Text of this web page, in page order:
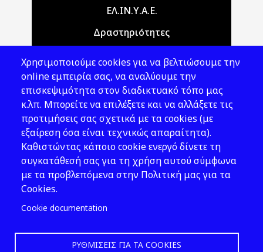
Main navigationΕΛ.ΙΝ.Υ.Α.Ε.
Δραστηριότητες
Νομοθεσία
Εκδόσεις
Νέα - Εκδηλώσεις
Ακολουθήστε μας
Χρησιμοποιούμε cookies για να βελτιώσουμε την
online εμπειρία σας, να αναλύουμε την
επισκεψιμότητα στον διαδικτυακό τόπο μας
κ.λπ. Μπορείτε να επιλέξετε και να αλλάξετε τις
προτιμήσεις σας σχετικά με τα cookies (με
εξαίρεση όσα είναι τεχνικώς απαραίτητα).
Καθιστώντας κάποιο cookie ενεργό δίνετε τη
συγκατάθεσή σας για τη χρήση αυτού σύμφωνα
με τα προβλεπόμενα στην Πολιτική μας για τα
Cookies.
Cookie documentation
ΡΥΘΜΊΣΕΙΣ ΓΙΑ ΤΑ COOKIES